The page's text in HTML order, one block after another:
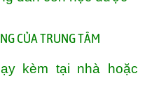
CỦA TRUNG TÂM
kèm tại nhà hoặc